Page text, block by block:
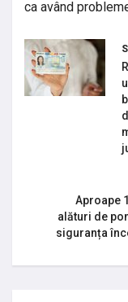
ca având
Aproape
alături de
siguranța